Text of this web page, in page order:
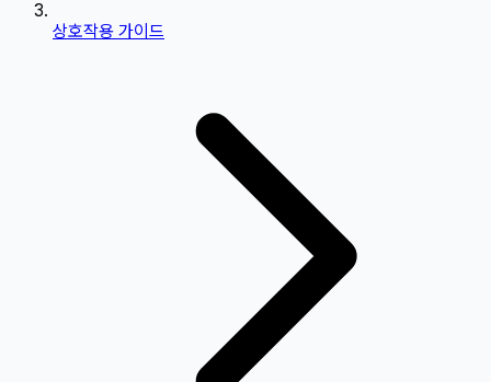
상호작용 가이드